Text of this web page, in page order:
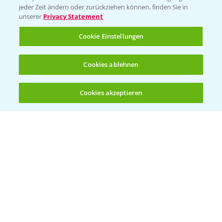
1:41
Welches Frühjahrsherbizid im Weizen
einsetzen?
(noch 4)
jeder Zeit ändern oder zurückziehen können, finden Sie in
unserer Privacy Statement
Cookie Einstellungen
Cookies ablehnen
Cookies akzeptieren